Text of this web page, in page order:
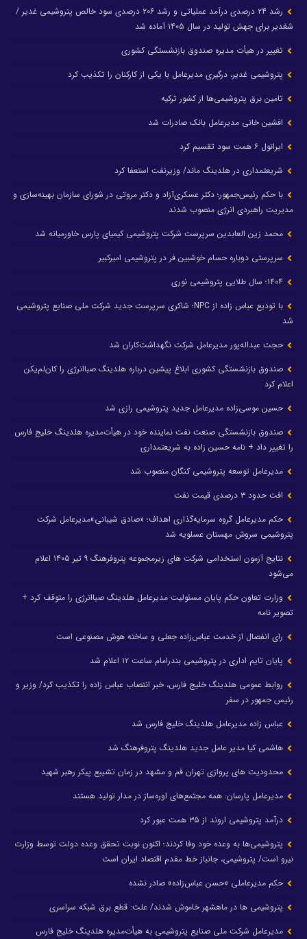
رشد ۲۴ درصدی درآمد عملیاتی و رشد ۲۰۶ درصدی سود خالص پتروشیمی غدیر /
شغدیر برای جهش تولید در سال ۱۴۰۵ آماده شد
تغییر در هیأت مدیره صندوق بازنشستگی کشوری
پتروشیمی غدیر، درگیری مدیرعامل با یکی از کارکنان را تکذیب کرد
تامین برق پتروشیمی‌ها از کشور ترکیه
افشین خانی مدیرعامل بانک صادرات شد
ایرانول ۶ همت سود تقسیم کرد
شریعتمداری در هلدینگ ماند/ وزیرنفت استعفا کرد
با حکم رئیس‌جمهور؛ دکتر عسکری‌آزاد و دکتر مروتی در شورای سازمان بهینه‌سازی و
مدیریت راهبردی انرژی منصوب شدند
محمد زین العابدین سرپرست شرکت پتروشیمی کیمیای پارس خاورمیانه شد
سرپرستی دوباره حسام خوشبین فر در پتروشیمی امیرکبیر
با تودیع عباس زاده از NPC؛ شاکری سرپرست جدید شرکت ملی صنایع پتروشیمی
شد
حجت عبداله‌پور مدیرعامل شرکت نگهداشت‌کاران شد
صندوق بازنشستگی کشوری ابلاغ پیشین درباره هلدینگ صباانرژی را کان‌لم‌یکن
اعلام کرد
حسین موسی‌زاده مدیرعامل جدید پتروشیمی رازی شد
صندوق بازنشستگی صنعت نفت نماینده خود در هیأت‌مدیره هلدینگ خلیج فارس
را تغییر داد + نامه حسین زاده به شریعتمداری
مدیرعامل توسعه پتروشیمی کنگان منصوب شد
افت حدود ۳ درصدی قیمت نفت
حکم مدیرعامل گروه سرمایه‌گذاری اهداف؛ «صادق شیبانی»مدیرعامل شرکت
پتروشیمی سروش مهستان عسلویه شد
نتایج آزمون استخدامی شرکت های زیرمجموعه پتروفرهنگ ۹ تیر ۱۴۰۵ اعلام
می‌شود
وزارت تعاون حکم پایان مسئولیت مدیرعامل هلدینگ صباانرژی را متوقف کرد +
تصویر نامه
رای انفصال از خدمت عباس‌زاده جعلی و ساخته هوش مصنوعی است
پایان تایم اداری در پتروشیمی بندرامام ساعت ۱۲ اعلام شد
روابط عمومی هلدینگ خلیج فارس، خبر انتصاب عباس زاده را تکذیب کرد/ وزیر و
رئیس جمهور در سفر
عباس زاده مدیرعامل هلدینگ خلیج فارس شد
هاشمی کیا مدیر عامل جدید هلدینگ پتروفرهنگ شد
محدودیت های پروازی تهران قم و مشهد در زمان تشییع پیکر رهبر شهید
مدیرعامل پارسان: همه مجتمع‌های اوره‌ساز در مدار تولید هستند
درآمد پتروشیمی اروند از ۳۵ همت عبور کرد
پتروشیمی‌ها به وعده خود وفا کردند؛ اکنون نوبت تحقق وعده دولت توسط وزارت
نیرو است/ پتروشیمی، جانباز خط مقدم اقتصاد ایران است
حکم مدیرعاملی «حسن عباس‌زاده» صادر نشده
پتروشیمی ها در ماهشهر خاموش شدند/ علت: قطع برق شبکه سراسری
مدیرعامل شرکت ملی صنایع پتروشیمی به هیأت‌مدیره هلدینگ خلیج فارس